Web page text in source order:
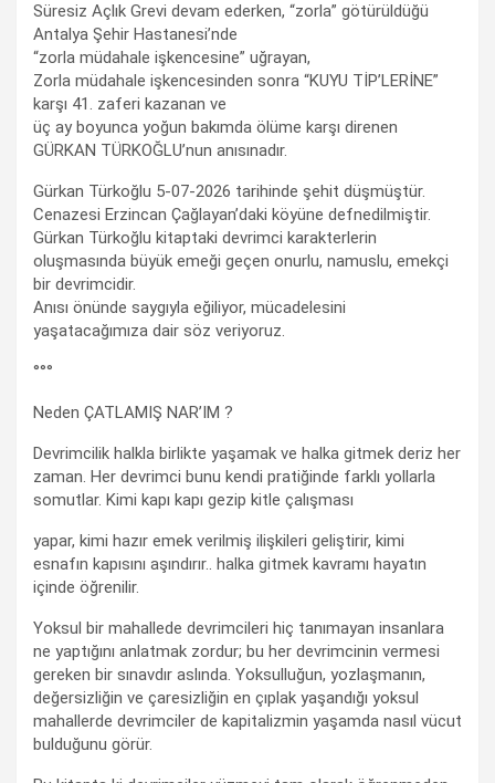
Süresiz Açlık Grevi devam ederken, “zorla” götürüldüğü
Antalya Şehir Hastanesi’nde
“zorla müdahale işkencesine” uğrayan,
Zorla müdahale işkencesinden sonra “KUYU TİP’LERİNE”
karşı 41. zaferi kazanan ve
üç ay boyunca yoğun bakımda ölüme karşı direnen
GÜRKAN TÜRKOĞLU’nun anısınadır.
Gürkan Türkoğlu 5-07-2026 tarihinde şehit düşmüştür.
Cenazesi Erzincan Çağlayan’daki köyüne defnedilmiştir.
Gürkan Türkoğlu kitaptaki devrimci karakterlerin
oluşmasında büyük emeği geçen onurlu, namuslu, emekçi
bir devrimcidir.
Anısı önünde saygıyla eğiliyor, mücadelesini
yaşatacağımıza dair söz veriyoruz.
°°°
Neden ÇATLAMIŞ NAR’IM ?
Devrimcilik halkla birlikte yaşamak ve halka gitmek deriz her
zaman. Her devrimci bunu kendi pratiğinde farklı yollarla
somutlar. Kimi kapı kapı gezip kitle çalışması
yapar, kimi hazır emek verilmiş ilişkileri geliştirir, kimi
esnafın kapısını aşındırır.. halka gitmek kavramı hayatın
içinde öğrenilir.
Yoksul bir mahallede devrimcileri hiç tanımayan insanlara
ne yaptığını anlatmak zordur; bu her devrimcinin vermesi
gereken bir sınavdır aslında. Yoksulluğun, yozlaşmanın,
değersizliğin ve çaresizliğin en çıplak yaşandığı yoksul
mahallerde devrimciler de kapitalizmin yaşamda nasıl vücut
bulduğunu görür.